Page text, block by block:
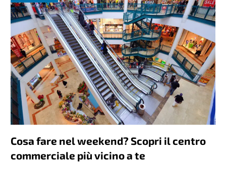
Cosa fare nel weekend? Scopri il centro
commerciale più vicino a te